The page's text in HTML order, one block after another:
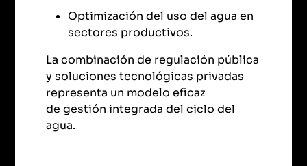
Optimización del uso del agua en
sectores productivos.
La combinación de regulación pública
y soluciones tecnológicas privadas
representa un modelo eficaz
de gestión integrada del ciclo del
agua.